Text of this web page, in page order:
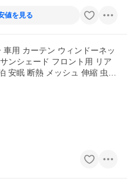
値を見る
車用 カーテン ウィンドーネッ
ンシェード フロント用 リア
安眠 断熱 メッシュ 伸縮 虫よ